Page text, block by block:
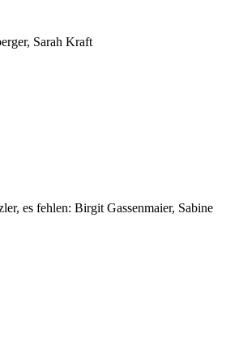
Sarah Kraft
es fehlen: Birgit Gassenmaier, Sabine